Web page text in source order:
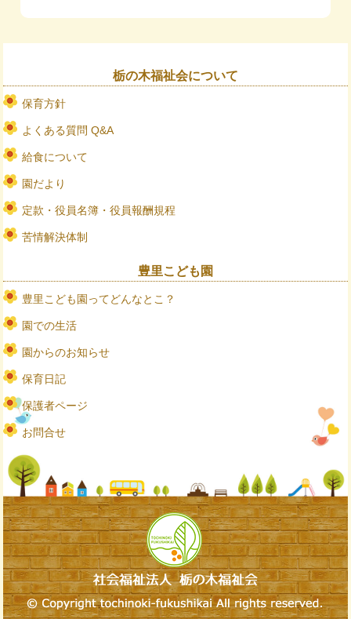
栃の木福祉会について
保育方針
よくある質問 Q&A
給食について
園だより
定款・役員名簿・役員報酬規程
苦情解決体制
豊里こども園
豊里こども園ってどんなとこ？
園での生活
園からのお知らせ
保育日記
保護者ページ
お問合せ